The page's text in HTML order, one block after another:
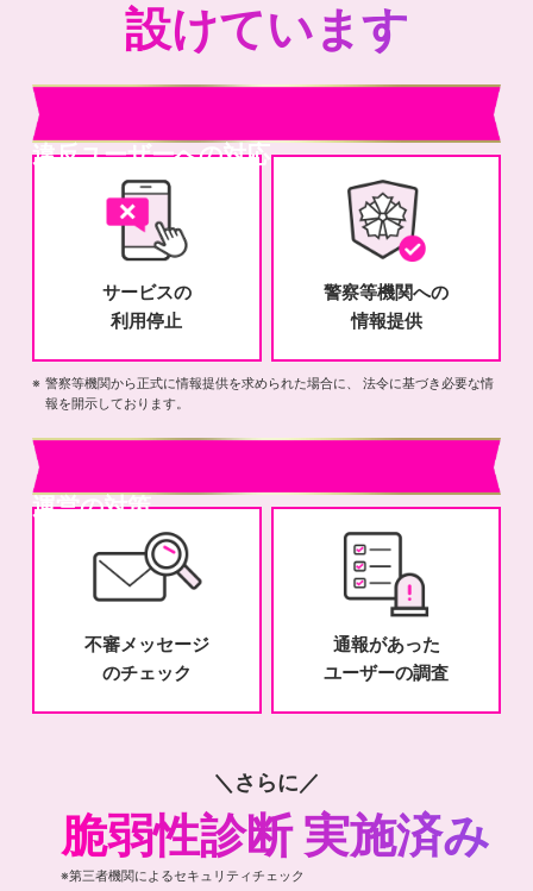
設けています
違反ユーザーへの対応
サービスの
利用停止
警察等機関への
情報提供
警察等機関から正式に情報提供を求められた場合に、 法令に基づき必要な情
報を開示しております。
運営の対策
不審メッセージ
のチェック
通報があった
ユーザーの調査
＼さらに／
脆弱性診断 実施済み
※第三者機関によるセキュリティチェック